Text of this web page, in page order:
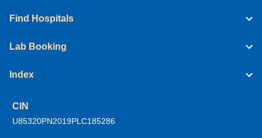
Find Hospitals
Lab Booking
Index
CIN
U85320PN2019PLC185286